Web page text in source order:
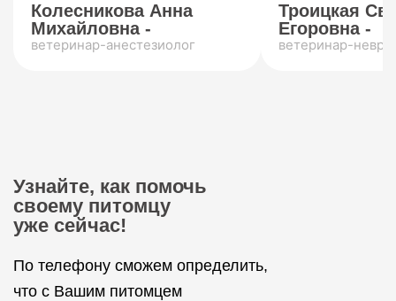
Колесникова Анна
Михайловна -
ветеринар-анестезиолог
Троицкая
Егоровна -
ветеринар-
Узнайте, как помочь
своему питомцу
уже сейчас!
По телефону сможем определить,
что с Вашим питомцем